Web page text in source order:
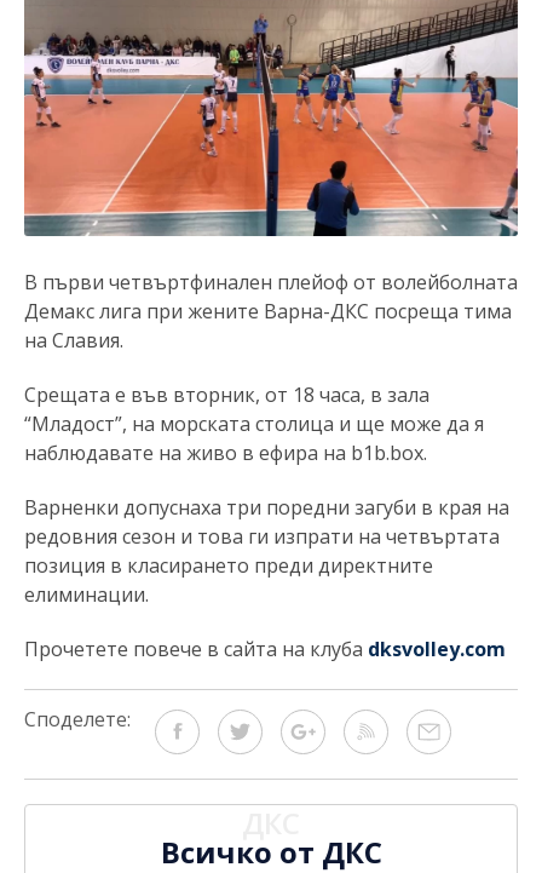
В първи четвъртфинален плейоф от волейболната
Демакс лига при жените Варна-ДКС посреща тима
на Славия.
Срещата е във вторник, от 18 часа, в зала
“Младост”, на морската столица и ще може да я
наблюдавате на живо в ефира на b1b.box.
Варненки допуснаха три поредни загуби в края на
редовния сезон и това ги изпрати на четвъртата
позиция в класирането преди директните
елиминации.
Прочетете повече в сайта на клуба dksvolley.com
Споделете:
Всичко от ДКС